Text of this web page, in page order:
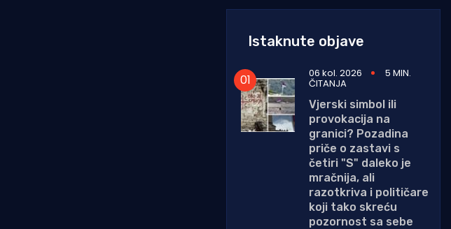
Istaknute objave
06 kol. 2026 5 MIN.
ČITANJA
Vjerski simbol ili
provokacija na
granici? Pozadina
priče o zastavi s
četiri "S" daleko je
mračnija, ali
razotkriva i političare
koji tako skreću
pozornost sa sebe